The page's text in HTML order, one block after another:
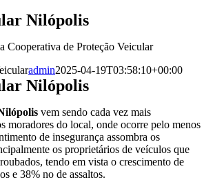
Nilópolis
Cooperativa de Proteção Veicular
admin2025-04-19T03:58:10+00:00
Nilópolis
vem sendo cada vez mais
moradores do local, onde ocorre pelo menos
de insegurança assombra os
os proprietários de veículos que
tendo em vista o crescimento de
e 38% no de assaltos.